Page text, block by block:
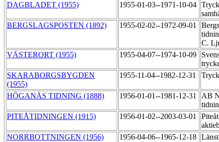
DAGBLADET (1955)
1955-01-03--1971-10-04
BERGSLAGSPOSTEN (1892)
1955-02-02--1972-09-01
C.
VÄSTERORT (1955)
1955-04-07--1974-10-09
SKARABORGSBYGDEN
(1955)
1955-11-04--1982-12-31
HÖGANÄS TIDNING (1888) 1956-01-01--1981-12-31
AB
PITEÅTIDNINGEN (1915)
1956-01-02--2003-03-01
NORRBOTTNINGEN (1956)
1956-04-06--1965-12-18